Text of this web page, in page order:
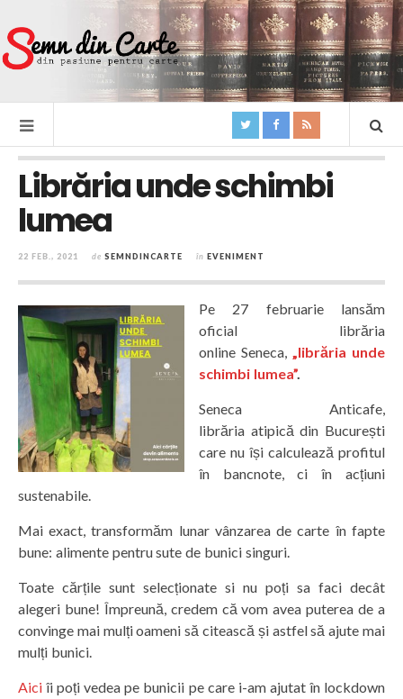
Librăria unde schimbi
lumea
22 FEB., 2021 de SEMNDINCARTE în EVENIMENT
Pe 27 februarie lansăm
oficial librăria
online Seneca, „librăria unde
schimbi lumea”.
Seneca Anticafe,
librăria atipică din București
care nu își calculează profitul
în bancnote, ci în acțiuni
sustenabile.
Mai exact, transformăm lunar vânzarea de carte în fapte
bune: alimente pentru sute de bunici singuri.
Toate cărțile sunt selecționate si nu poți sa faci decât
alegeri bune! Împreună, credem că vom avea puterea de a
convinge mai mulți oameni să citească și astfel să ajute mai
mulți bunici.
Aiciîi poți vedea pe bunicii pe care i-am ajutat în lockdown